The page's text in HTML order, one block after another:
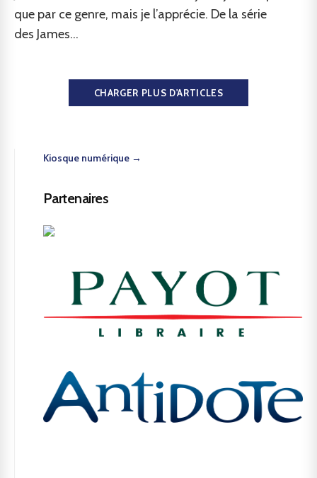
que par ce genre, mais je l’apprécie. De la série
des James...
CHARGER PLUS D'ARTICLES
Kiosque numérique →
Partenaires